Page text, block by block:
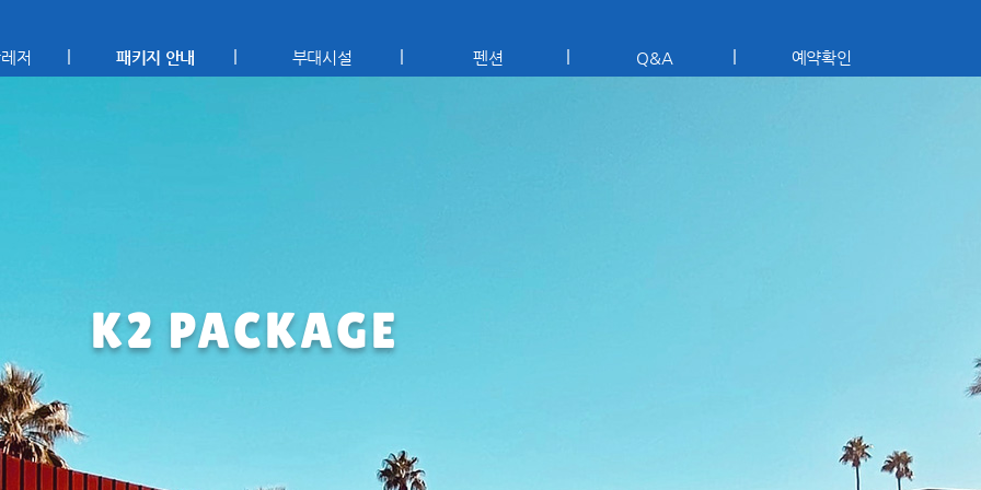
저 패키지 안내 부대시설 펜션 Q&A 예약확인
K2 PACKAGE